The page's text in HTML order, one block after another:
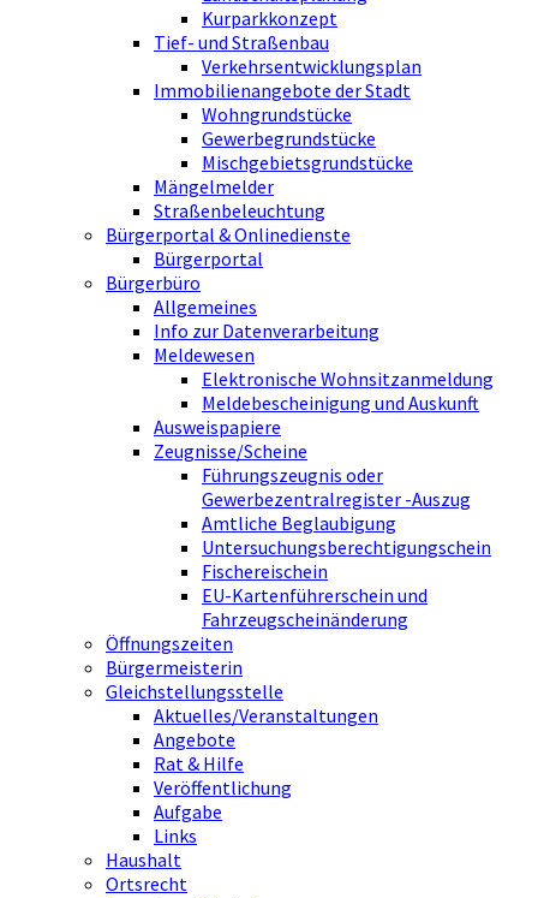
Kurparkkonzept
Tief- und Straßenbau
Verkehrsentwicklungsplan
Immobilienangebote der Stadt
Wohngrundstücke
Gewerbegrundstücke
Mischgebietsgrundstücke
Mängelmelder
Straßenbeleuchtung
Bürgerportal & Onlinedienste
Bürgerportal
Bürgerbüro
Allgemeines
Info zur Datenverarbeitung
Meldewesen
Elektronische Wohnsitzanmeldung
Meldebescheinigung und Auskunft
Ausweispapiere
Zeugnisse/Scheine
Führungszeugnis oder
Gewerbezentralregister -Auszug
Amtliche Beglaubigung
Untersuchungsberechtigungschein
Fischereischein
EU-Kartenführerschein und
Fahrzeugscheinänderung
Öffnungszeiten
Bürgermeisterin
Gleichstellungsstelle
Aktuelles/Veranstaltungen
Angebote
Rat & Hilfe
Veröffentlichung
Aufgabe
Links
Haushalt
Ortsrecht